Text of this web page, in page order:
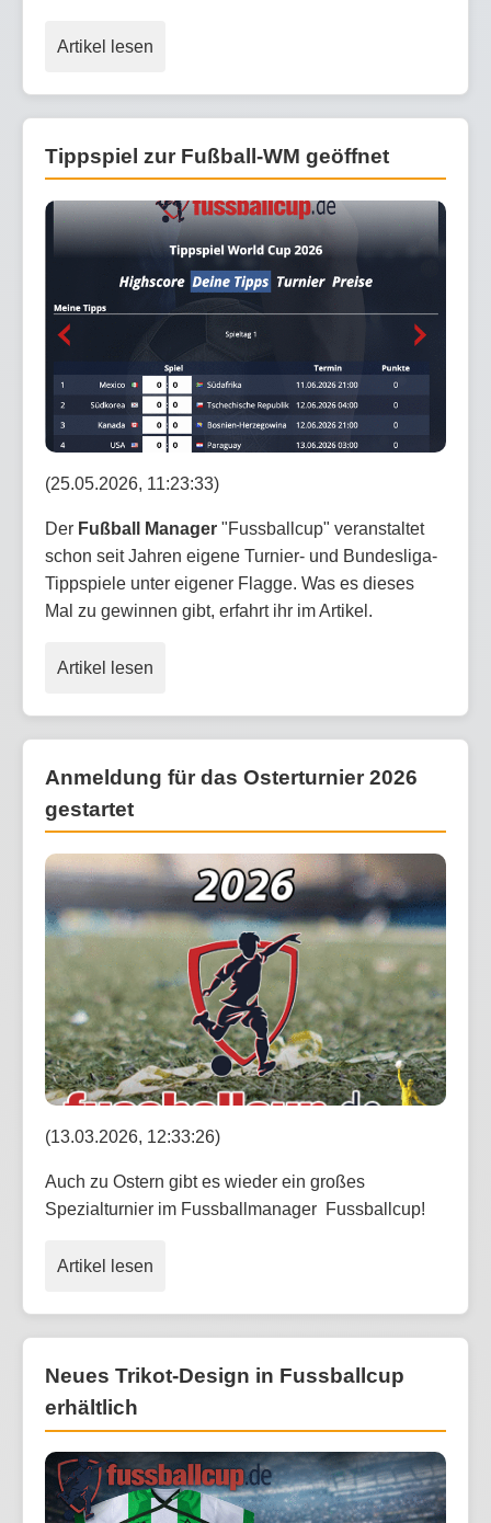
Artikel lesen
Tippspiel zur Fußball-WM geöffnet
(25.05.2026, 11:23:33)
Der Fußball Manager "Fussballcup" veranstaltet
schon seit Jahren eigene Turnier- und Bundesliga-
Tippspiele unter eigener Flagge. Was es dieses
Mal zu gewinnen gibt, erfahrt ihr im Artikel.
Artikel lesen
Anmeldung für das Osterturnier 2026
gestartet
(13.03.2026, 12:33:26)
Auch zu Ostern gibt es wieder ein großes
Spezialturnier im Fussballmanager Fussballcup!
Artikel lesen
Neues Trikot-Design in Fussballcup
erhältlich